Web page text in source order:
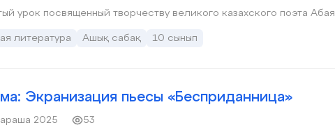
урок посвященный творчеству великого казахского поэта Абая
литература Ашық сабақ 10 сынып
Экранизация пьесы «Бесприданница»
2025
53